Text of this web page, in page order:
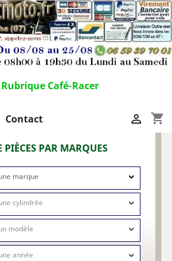
Rubrique Café-Racer
Contact shopping_cart

PIÈCES PAR MARQUES